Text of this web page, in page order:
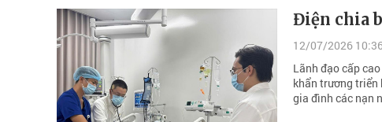
Điện chia
12/07/2026
Lãnh đạo cấp
khẩn trương triển
gia đình các nạn